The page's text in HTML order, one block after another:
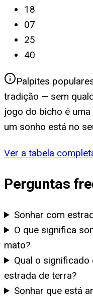
18
07
25
40
Palpites
tradição — sem
jogo do bicho é
um sonho está no
Ver a tabela
Perguntas
Sonhar com
O que significa
mato?
Qual o
estrada de terra?
Sonhar que está